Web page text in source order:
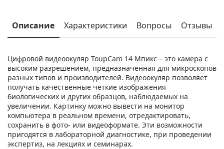
Описание Характеристики Вопросы Отзывы
Цифровой видеоокуляр ToupCam 14 Мпикс – это камера с
высоким разрешением, предназначенная для микроскопов
разных типов и производителей. Видеоокуляр позволяет
получать качественные четкие изображения
биологических и других образцов, наблюдаемых на
увеличении. Картинку можно вывести на монитор
компьютера в реальном времени, отредактировать,
сохранить в фото- или видеоформате. Эти возможности
пригодятся в лабораторной диагностике, при проведении
экспертиз, на лекциях и семинарах.